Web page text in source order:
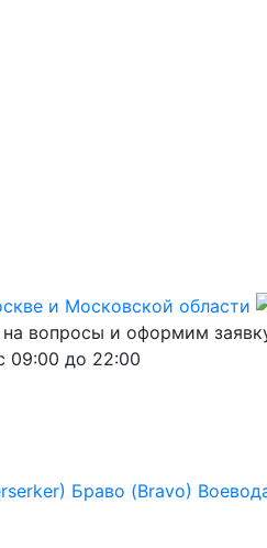
вопросы и оформим
09:00 до 22:00
Браво (Bravo)